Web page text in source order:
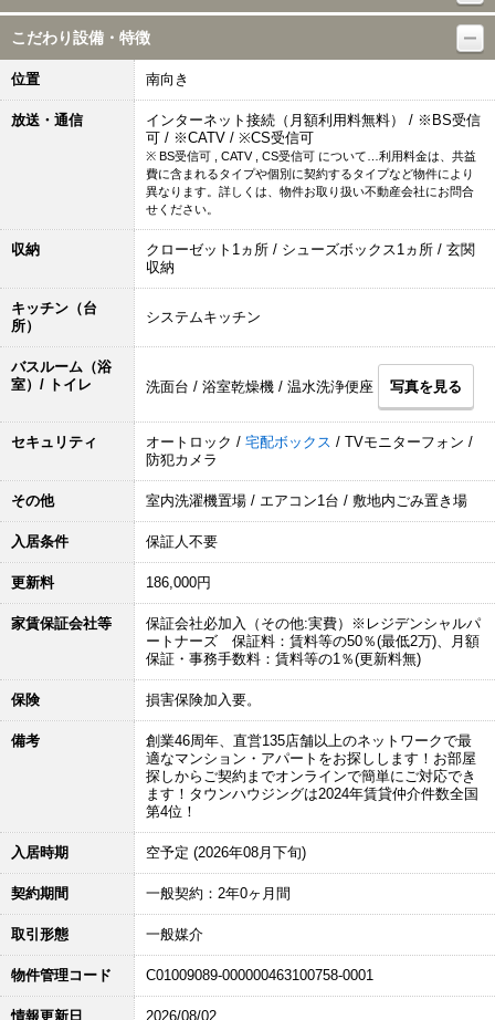
こだわり設備・特徴
位置 南向き
放送・通信
インターネット接続（月額利用料無料） / ※BS受信
可 / ※CATV / ※CS受信可
※ BS受信可 , CATV , CS受信可 について…利用料金は、共益
費に含まれるタイプや個別に契約するタイプなど物件により
異なります。詳しくは、物件お取り扱い不動産会社にお問合
せください。
収納
クローゼット1ヵ所 / シューズボックス1ヵ所 / 玄関
収納
キッチン（台
所）
システムキッチン
バスルーム（浴
室）/ トイレ
洗面台 / 浴室乾燥機 / 温水洗浄便座 写真を見る
セキュリティ オートロック / 宅配ボックス / TVモニターフォン /
防犯カメラ
その他 室内洗濯機置場 / エアコン1台 / 敷地内ごみ置き場
入居条件 保証人不要
更新料 186,000円
家賃保証会社等
保証会社必加入（その他:実費）※レジデンシャルパ
ートナーズ 保証料：賃料等の50％(最低2万)、月額
保証・事務手数料：賃料等の1％(更新料無)
保険 損害保険加入要。
備考
創業46周年、直営135店舗以上のネットワークで最
適なマンション・アパートをお探しします！お部屋
探しからご契約までオンラインで簡単にご対応でき
ます！タウンハウジングは2024年賃貸仲介件数全国
第4位！
入居時期 空予定 (2026年08月下旬)
契約期間 一般契約：2年0ヶ月間
取引形態 一般媒介
物件管理コード C01009089-000000463100758-0001
情報更新日 2026/08/02